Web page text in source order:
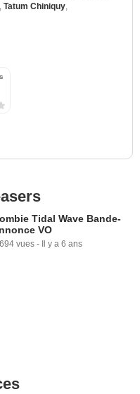
Tatum Chiniquy
Tidal Wave Bande-
VO
vues - Il y a 6 ans